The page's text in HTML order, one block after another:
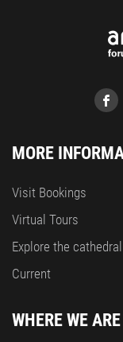
MORE
Visit Bookings
Virtual Tours
Explore the cathedral
Current
WHERE WE ARE